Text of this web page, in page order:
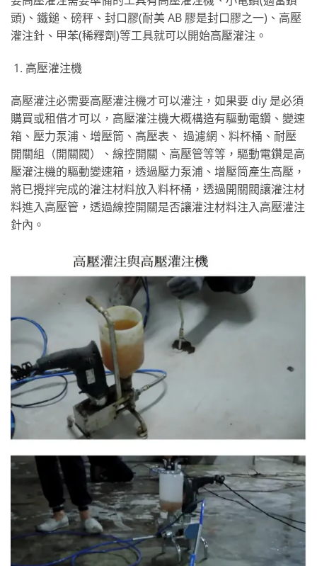
頭)、鐵鎚、磅秤、封口膠(耐美 AB 膠是封口膠之一)、高壓
灌注針、甲苯(稀釋劑)等工具就可以開始高壓灌注。
高壓灌注機
高壓灌注必需要高壓灌注機才可以灌注，如果要 diy 是必須
購買或租借才可以，高壓灌注機大概構造有驅動電鑽、變速
箱、壓力泵浦、增壓筒、高壓表、 過濾網、料杯桶、耐壓
開關組（開關閥）、線控開關、高壓管等等，驅動電鑽是高
壓灌注機的驅動變速箱，透過壓力泵浦、增壓筒產生高壓，
將已攪拌完成的灌注材料放入料杯桶，透過開關閥讓灌注材
料進入高壓管，透過線控開關是否讓灌注材料注入高壓灌注
針內。